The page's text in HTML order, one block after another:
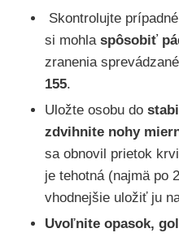
Skontrolujte prípadné
si mohla spôsobiť
zranenia sprevádzané
155.
Uložte osobu do
zdvihnite nohy
sa obnovil prietok
je tehotná (najmä po
vhodnejšie uložiť ju
Uvoľnite opasok,